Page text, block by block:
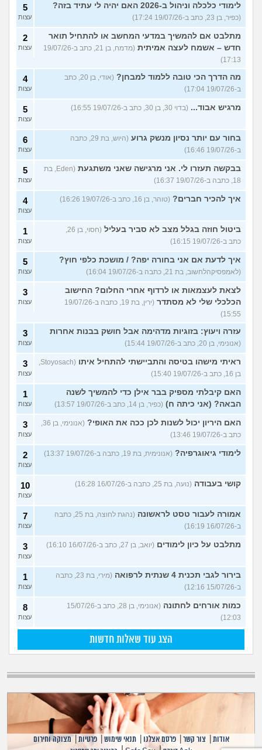
לימודי כלכלה וניהול ב-2026 האם יהיה לי עתיד בזה?
(כפיר, בן 23, כתב ב-19/07/26 17:24)
5
עצות
מתלבט אם להמשיך במדעי המחשב או להתחיל תואר
חדש – אשמח לעצה אמיתית
(מדמח, בן 21, כתב ב-19/07/26
17:13)
2
עצות
מה הדרך הכי טובה ללמוד למבחן?
(אודי, בן 20, כתב
ב-19/07/26 17:04)
4
עצות
מרגיש אבוד... (בדוי 30, בן 30, כתב ב-19/07/26 16:55) 5
עצות
בחור עם יותר נסיון מנשק גרוע
(היוש, בת 29, כתבה
ב-19/07/26 16:46)
6
עצות
בבקשה תעזרו לי. אני מרגישה שאני משתגעת
(Eden, בת
18, כתבה ב-19/07/26 16:37)
5
עצות
איך להכיר חברים? (טוהר, בן 16, כתב ב-19/07/26 16:26) 4
עצות
ביטול חוזה בגלל מצב לא סביר בעליל
כתב ב-19/07/26 16:15)
1
עצות
איך לדעת אם אני בחורה יפה? / מושכת כלפי חוץ?
(לאמפסיקהלחשוב, בת 21, כתבה ב-19/07/26 16:04)
5
עצות
לצאת לעצמאות או לרדוף אחרי החלום? החישוב
הכלכלי שלי לא מסתדר
(ירין, בת 19, כתבה ב-19/07/26
15:55)
3
עצות
עזרה ויעוץ: בזוגיות מדהימה אבל חושק בבנות אחרות
(אנונימי, בן 20, כתב ב-19/07/26 15:44)
3
עצות
ראיתי מישהו בטיסה והתביישתי להתחיל איתו
בן 16, כתב ב-19/07/26 15:40)
3
עצות
האם קיבלתי מספיק בבר אילן כדי להמשיך לשנה
הבאה? (אני כיתה ח) (כפיר, בן 14, כתב ב-19/07/26 13:57)
1
עצות
האם היריון יכול לשנות לכן ככה את האופי?
כתב ב-19/07/26 13:46)
3
עצות
לימודי גיאוגרפיה? (אנונימית, בת 19, כתבה ב-19/07/26 13:37) 2
עצות
קושי בעבודה (נועה, בת 25, כתבה ב-16/07/26 16:28) 10
עצות
אמורה לעבור טסט לראשונה
(נהגת לחוצה, בת 25, כתבה
ב-16/07/26 16:19)
7
עצות
מתלבט על כיון לימודים (יואב, בן 27, כתב ב-16/07/26 16:10) 3
עצות
בירור לגבי תכנית 4 שנתית לרפואה
(מירי, בת 23, כתבה
ב-15/07/26 12:16)
1
עצות
כמות אורחים לחתונה
(אנונימי, בן 28, כתב ב-15/07/26
12:03)
8
עצות
הצג עוד שאלות חדשות
אודות צור קשר |פרסם אצלנו |תנאי שימוש |פרטיות |מצוקה וחירום